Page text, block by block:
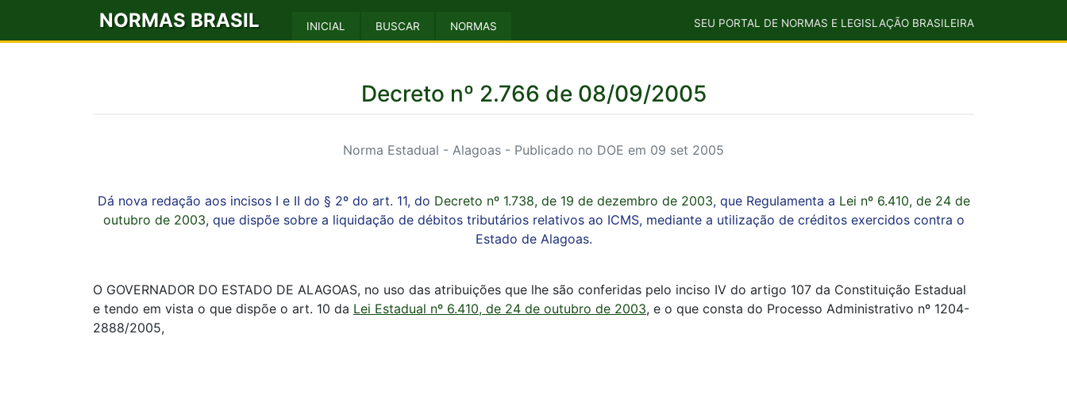
NORMAS BRASIL INICIAL BUSCAR NORMAS SEU PORTAL DE NORMAS E LEGISLAÇÃO BRASILEIRA
Decreto nº 2.766 de 08/09/2005
Norma Estadual - Alagoas - Publicado no DOE em 09 set 2005
Dá nova redação aos incisos I e II do § 2º do art. 11, do Decreto nº 1.738, de 19 de dezembro de 2003, que Regulamenta a Lei nº 6.410, de 24 de
outubro de 2003, que dispõe sobre a liquidação de débitos tributários relativos ao ICMS, mediante a utilização de créditos exercidos contra o
Estado de Alagoas.
O GOVERNADOR DO ESTADO DE ALAGOAS, no uso das atribuições que lhe são conferidas pelo inciso IV do artigo 107 da Constituição Estadual
e tendo em vista o que dispõe o art. 10 da Lei Estadual nº 6.410, de 24 de outubro de 2003, e o que consta do Processo Administrativo nº 1204-
2888/2005,